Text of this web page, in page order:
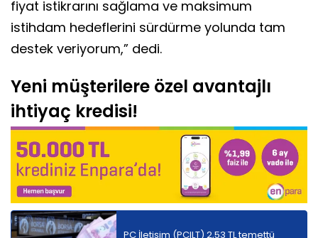
fiyat istikrarını sağlama ve maksimum
istihdam hedeflerini sürdürme yolunda tam
destek veriyorum,” dedi.
Yeni müşterilere özel avantajlı
ihtiyaç kredisi!
PC İletişim (PCILT) 2,53 TL temettü